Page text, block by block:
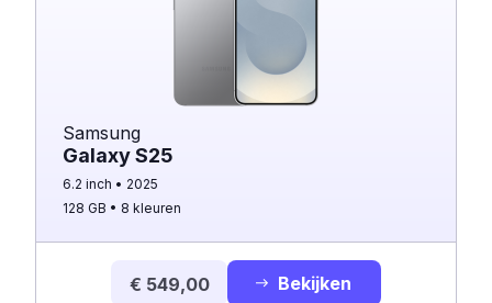
Samsung
Galaxy S25
6.2 inch
2025
128 GB
8 kleuren
€ 549,00 Bekijken